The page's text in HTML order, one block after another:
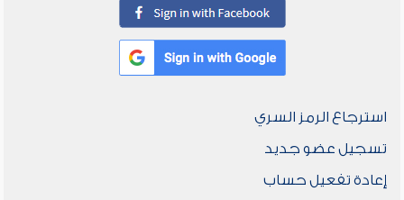
استرجاع الرمز السري
تسجيل عضو جديد
إعادة تفعيل حساب